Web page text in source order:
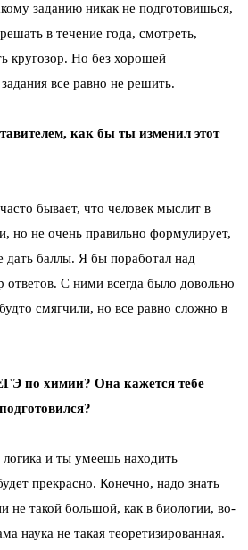
заданию никак не подготовишься,
в течение года, смотреть,
кругозор. Но без хорошей
все равно не решить.
как бы ты изменил этот
бывает, что человек мыслит в
но не очень правильно формулирует,
дать баллы. Я бы поработал над
С ними всегда было довольно
смягчили, но все равно сложно в
по химии? Она кажется тебе
и ты умеешь находить
прекрасно. Конечно, надо знать
не такой большой, как в биологии, во-
наука не такая теоретизированная.